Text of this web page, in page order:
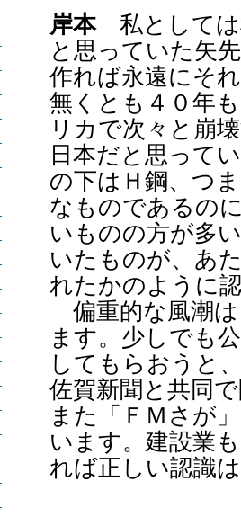
岸本私としては
と思っていた矢
作れば永遠にそ
無くとも４０年
リカで次々と崩
日本だと思って
の下はＨ鋼、つ
なものであるの
いものの方が多
いたものが、あ
れたかのように
偏重的な風潮
ます。少しでも
してもらおうと
佐賀新聞と共同
また「ＦＭさが
います。建設業
れば正しい認識